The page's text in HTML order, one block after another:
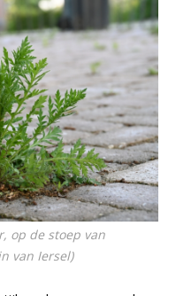
op de stoep van
van Iersel)